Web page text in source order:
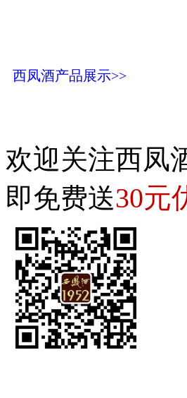
西凤酒产品展示>>
欢迎关注西凤
即免费送30元